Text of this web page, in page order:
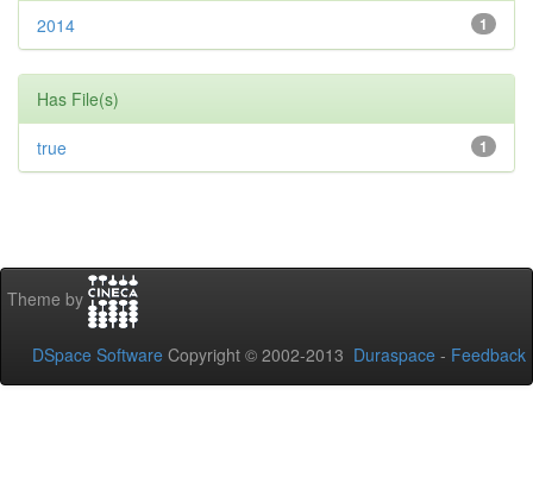
1
2014
Has File(s)
1
true
Theme by
DSpace Software Copyright © 2002-2013 Duraspace - Feedback